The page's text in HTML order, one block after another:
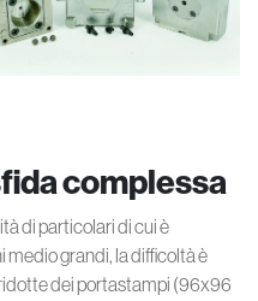
complessa
di particolari di cui è
grandi, la difficoltà è
dei portastampi (96x96